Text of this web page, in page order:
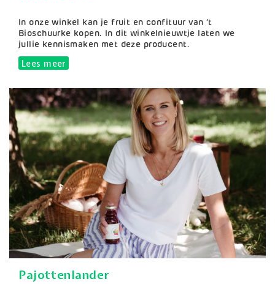
Samenvatting
In onze winkel kan je fruit en confituur van ‘t
Bioschuurke kopen. In dit winkelnieuwtje laten we
jullie kennismaken met deze producent.
Lees meerover Bioschuurke
Pajottenlander